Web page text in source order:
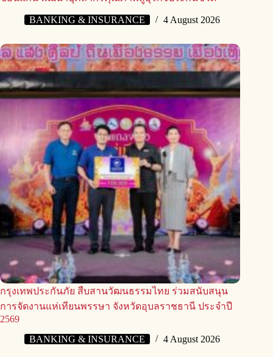
BANKING & INSURANCE 4 August 2026
กรุงเทพประกันภัย สืบสานวัฒนธรรมไทย ร่วมสนับสนุน
การจัดงานแห่เทียนพรรษา จังหวัดอุบลราชธานี ประจำปี
2569
BANKING & INSURANCE
4 August 2026